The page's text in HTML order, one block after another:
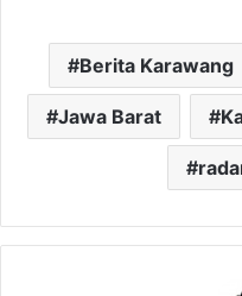
Berita Karawang
Jawa Barat